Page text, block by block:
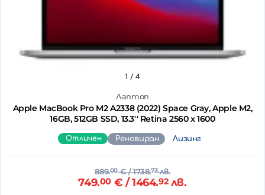
Лаптоп
Apple MacBook Pro M2 A2338 (2022) Space Gray, Apple M2,
16GB, 512GB SSD, 13.3'' Retina 2560 x 1600
1 / 4
Отличен Реновиран Лизинг
889.00€/ 1738.73лв.
749.00€ / 1464.92лв.